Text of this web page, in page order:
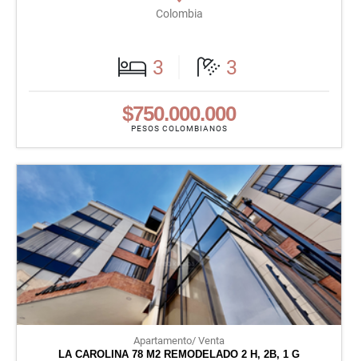
Colombia
3 3
$750.000.000
PESOS COLOMBIANOS
Apartamento/ Venta
LA CAROLINA 78 M2 REMODELADO 2 H, 2B, 1 G